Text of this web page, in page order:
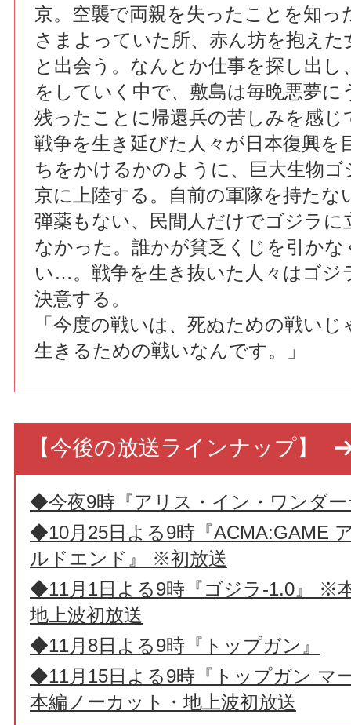
京。空襲で両親を失ったことを知っ
さまよっていた所、赤ん坊を抱えた
と出会う。なんとか仕事を探し出し
をしていく中で、敷島は毎晩悪夢に
残ったことに帰還兵の苦しみを感じ
戦争を生き延びた人々が日本復興を
ちをかけるかのように、巨大生物ゴ
京に上陸する。自前の軍隊を持たな
弾薬もない、民間人だけでゴジラに
なかった。誰かが貧乏くじを引か
い…。戦争を生き抜いた人々はゴジ
決意する。
「今度の戦いは、死ぬための戦い
生きるための戦いなんです。」
【今後の放送ラインナップ】
◆今夜9時『アリス・イン・ワンダ
◆10月25日よる9時『ACMA:GAME
ルドエンド』 ※初放送
◆11月1日よる9時『ゴジラ-1.0』 ※
地上波初放送
◆11月8日よる9時『トップガン』
◆11月15日よる9時『トップガン マ
本編ノーカット・地上波初放送